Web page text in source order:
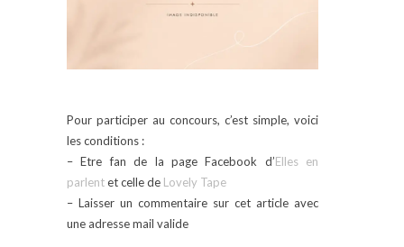
Pour participer au concours, c’est simple, voici
les conditions :
– Etre fan de la page Facebook d’Elles en
parlentet celle de Lovely Tape
– Laisser un commentaire sur cet article avec
une adresse mail valide